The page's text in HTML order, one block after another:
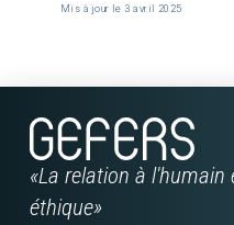
Mis à jour le 3 avril 2025
«La relation à
éthique»